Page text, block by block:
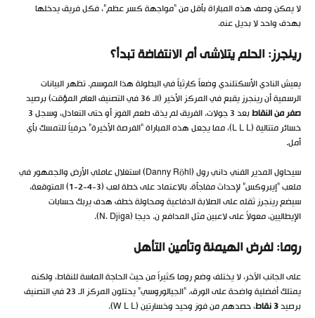
لا يمكن وصف هذه المباراة بأقل من “مواجهة كسر عظم”، فكل فريق يدخلها
بهدف واحد لا بديل عنه.
رينجرز: الحلم يتلاشى أم الانتفاضة تبدأ؟
يعيش النادي الأسكتلندي وضعاً كارثياً في البطولة هذا الموسم. تظهر البيانات
الرسمية أن رينجرز يقبع في المركز الأخير (الـ 36 في التصنيف العام المؤقت) برصيد
صفر من النقاط
بعد 3 جولات. الفريق لم يذق طعم الفوز أو حتى التعادل، وسجل 3
خسائر متتالية (L L L)، مما يجعل هذه المباراة “الفرصة الأخيرة” حرفياً للتمسك بأي
أمل.
سيحاول المدير الفني داني رول (Danny Röhl) استغلال عاملي الأرض والجمهور في
ملعب “إيبروكس” لإحداث مفاجأة. بالاعتماد على خطة لعب (3-4-2-1) المتوقعة،
سيضع رينجرز ثقله على الصلابة الدفاعية ومحاولة خطف هدف يربك حسابات
الإيطاليين، معولاً على لاعبين مثل المدافع ن. ديجا (N. Djiga).
روما: لفرض الهيمنة وتأمين التأهل
على الجانب الآخر، لا يختلف وضع روما كثيراً من حيث الحاجة الماسة للنقاط، ولكنه
يمتلك أفضلية واضحة على الورق. “الجيالوروسي” يحتلون المركز الـ 23 في التصنيف
برصيد3 نقاط
، حصدهم من فوز وحيد وخسارتين (W L L).